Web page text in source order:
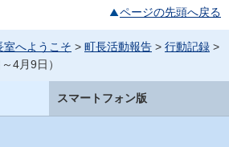
ページの先頭へ戻る
室へようこそ > 町長活動報告 > 行動記録 >
4月9日）
スマートフォン版